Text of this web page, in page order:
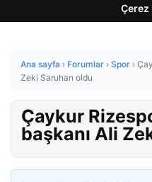
Çerez
Ana sayfa › Forumlar › Spor ›
Zeki Saruhan oldu
Çaykur
başkanı Ali